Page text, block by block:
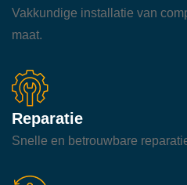
Vakkundige installatie van
maat.
Reparatie
Snelle en betrouwbare